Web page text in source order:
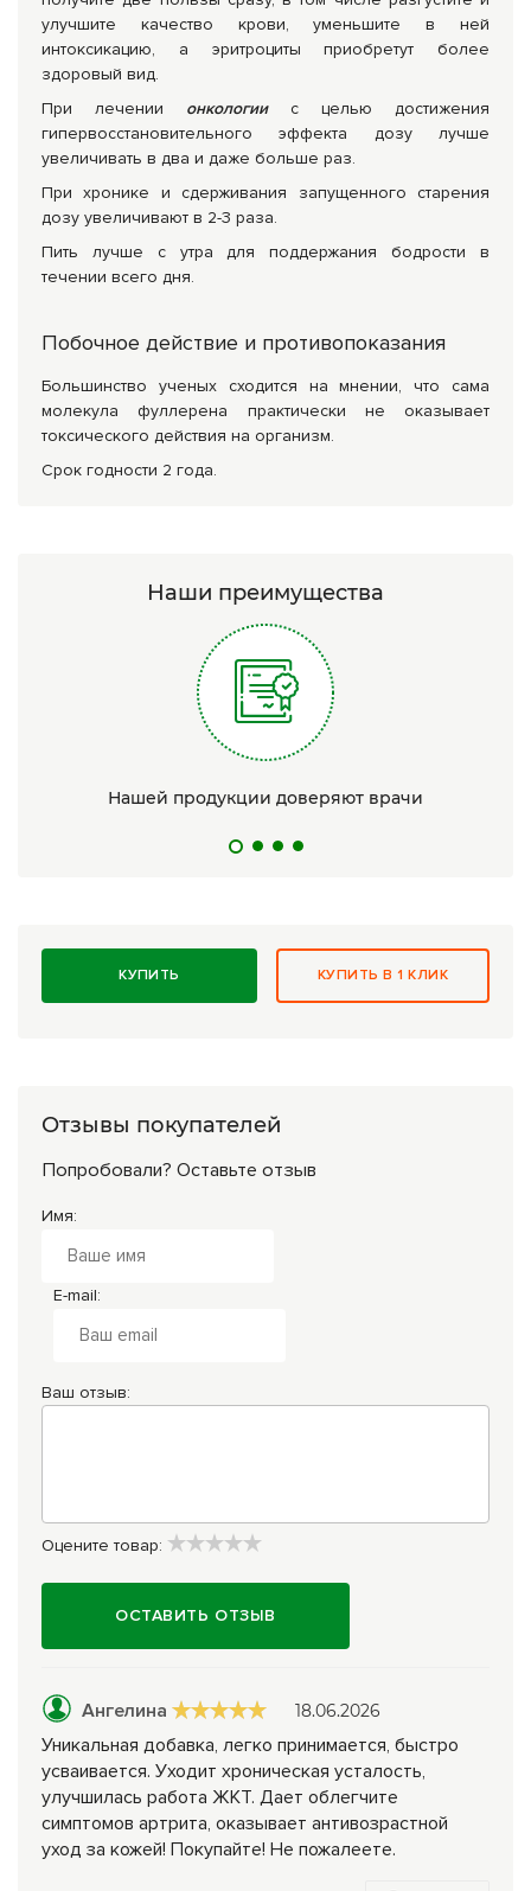
улучшите качество крови, уменьшите в ней
интоксикацию, а эритроциты приобретут более
здоровый вид.
При лечении онкологиис целью достижения
гипервосстановительного эффекта дозу лучше
увеличивать в два и даже больше раз.
При хронике и сдерживания запущенного старения
дозу увеличивают в 2-3 раза.
Пить лучше с утра для поддержания бодрости в
течении всего дня.
Побочное действие и противопоказания
Большинство ученых сходится на мнении, что сама
молекула фуллерена практически не оказывает
токсического действия на организм.
Срок годности 2 года.
Наши преимущества
Нашей продукции доверяют врачи
КУПИТЬ КУПИТЬ В 1 КЛИК
Отзывы покупателей
Попробовали? Оставьте отзыв
Имя:
E-mail:
Ваш отзыв:
Оцените товар:
ОСТАВИТЬ ОТЗЫВ
Ангелина 18.06.2026
Уникальная добавка, легко принимается, быстро
усваивается. Уходит хроническая усталость,
улучшилась работа ЖКТ. Дает облегчите
симптомов артрита, оказывает антивозрастной
уход за кожей! Покупайте! Не пожалеете.